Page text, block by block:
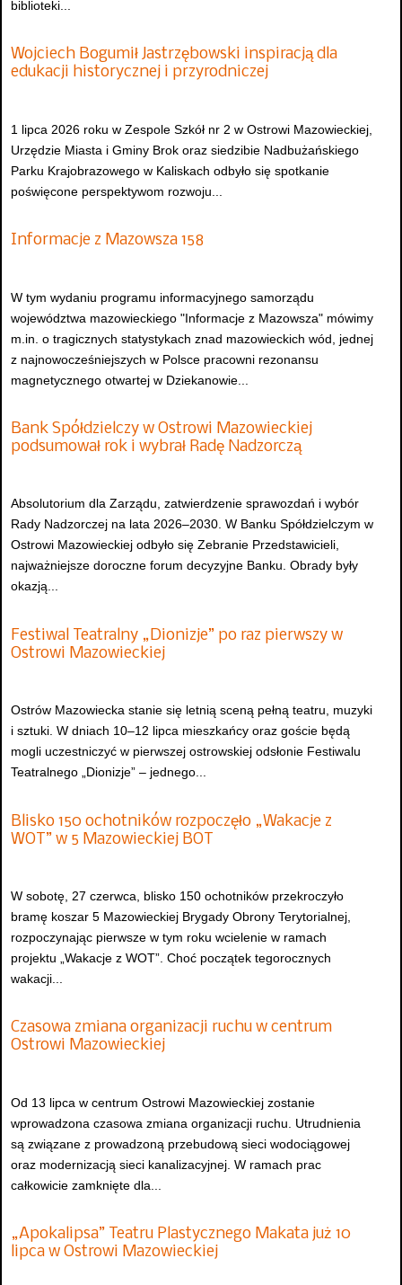
biblioteki...
Wojciech Bogumił Jastrzębowski inspiracją dla
edukacji historycznej i przyrodniczej
1 lipca 2026 roku w Zespole Szkół nr 2 w Ostrowi Mazowieckiej,
Urzędzie Miasta i Gminy Brok oraz siedzibie Nadbużańskiego
Parku Krajobrazowego w Kaliskach odbyło się spotkanie
poświęcone perspektywom rozwoju...
Informacje z Mazowsza 158
W tym wydaniu programu informacyjnego samorządu
województwa mazowieckiego "Informacje z Mazowsza" mówimy
m.in. o tragicznych statystykach znad mazowieckich wód, jednej
z najnowocześniejszych w Polsce pracowni rezonansu
magnetycznego otwartej w Dziekanowie...
Bank Spółdzielczy w Ostrowi Mazowieckiej
podsumował rok i wybrał Radę Nadzorczą
Absolutorium dla Zarządu, zatwierdzenie sprawozdań i wybór
Rady Nadzorczej na lata 2026–2030. W Banku Spółdzielczym w
Ostrowi Mazowieckiej odbyło się Zebranie Przedstawicieli,
najważniejsze doroczne forum decyzyjne Banku. Obrady były
okazją...
Festiwal Teatralny „Dionizje” po raz pierwszy w
Ostrowi Mazowieckiej
Ostrów Mazowiecka stanie się letnią sceną pełną teatru, muzyki
i sztuki. W dniach 10–12 lipca mieszkańcy oraz goście będą
mogli uczestniczyć w pierwszej ostrowskiej odsłonie Festiwalu
Teatralnego „Dionizje” – jednego...
Blisko 150 ochotników rozpoczęło „Wakacje z
WOT” w 5 Mazowieckiej BOT
W sobotę, 27 czerwca, blisko 150 ochotników przekroczyło
bramę koszar 5 Mazowieckiej Brygady Obrony Terytorialnej,
rozpoczynając pierwsze w tym roku wcielenie w ramach
projektu „Wakacje z WOT”. Choć początek tegorocznych
wakacji...
Czasowa zmiana organizacji ruchu w centrum
Ostrowi Mazowieckiej
Od 13 lipca w centrum Ostrowi Mazowieckiej zostanie
wprowadzona czasowa zmiana organizacji ruchu. Utrudnienia
są związane z prowadzoną przebudową sieci wodociągowej
oraz modernizacją sieci kanalizacyjnej. W ramach prac
całkowicie zamknięte dla...
„Apokalipsa” Teatru Plastycznego Makata już 10
lipca w Ostrowi Mazowieckiej